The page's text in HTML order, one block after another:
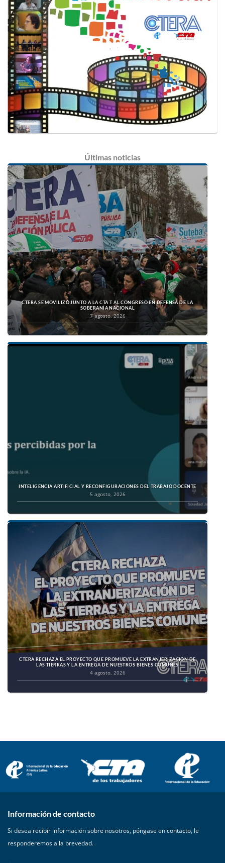
Últimas noticias
CTERA SE MOVILIZÓ JUNTO A LA CTA T AL CONGRESO EN DEFENSA DE LA
SOBERANÍA NACIONAL
7 agosto, 2026
INTELIGENCIA ARTIFICIAL Y RECONFIGURACIONES DEL TRABAJO DOCENTE
5 agosto, 2026
CTERA RECHAZA EL PROYECTO QUE PROMUEVE LA EXTRANJERIZACIÓN DE
LAS TIERRAS Y LA ENTREGA DE NUESTROS BIENES COMUNES
4 agosto, 2026
Información de contacto
Si desea recibir información sobre nosotros, póngase en contacto, le
responderemos a la brevedad.